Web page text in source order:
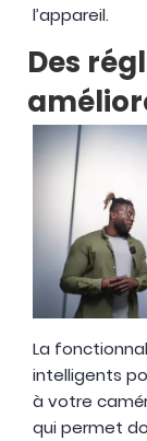
l’appareil.
Des
La
intelligents
à votre
qui permet